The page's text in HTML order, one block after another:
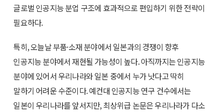
글로벌 인공지능 분업 구조에 효과적으로 편입하기 위한 전략이
필요하다.
특히, 오늘날 부품·소재 분야에서 일본과의 경쟁이 향후
인공지능 분야에서 재현될 가능성이 높다. 아직까지는 인공지능
분야에 있어서 우리나라와 일본 중에서 누가 낫다고 딱히
말하기 어려운 수준이다. 예컨대 인공지능 연구 건수에서는
일본이 우리나라를 앞서지만, 최상위급 논문은 우리나라가 다소